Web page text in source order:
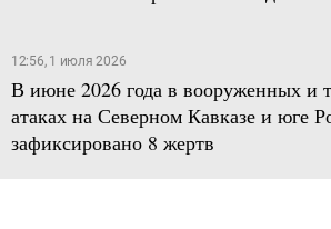
12:56, 1 июля 2026
В июне 2026 года в вооруженных и
атаках на Северном Кавказе и юге
зафиксировано 8 жертв